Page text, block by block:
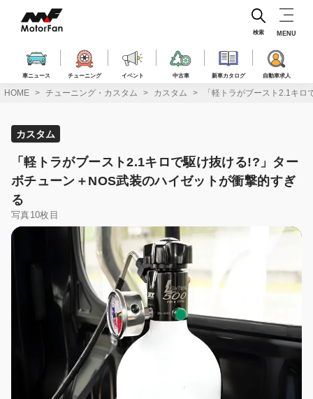
ス
車ニュース チューニング イベント 中古車 新車カタログ 自動車求人
検索 MENU
HOME チューニング・カスタム カスタム 「軽トラがブースト2.1キ
カスタム
「軽トラがブースト2.1キロで駆け抜ける!?」ター
ボチューン＋NOS武装のハイゼットが衝撃的すぎ
る
写真10枚目